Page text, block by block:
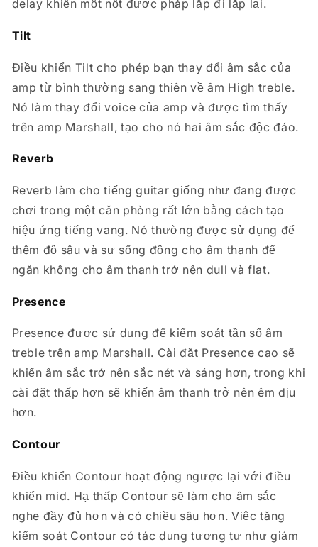
delay khiến một nốt được pháp lặp đi lặp lại.
Tilt
Điều khiển Tilt cho phép bạn thay đổi âm sắc của
amp từ bình thường sang thiên về âm High treble.
Nó làm thay đổi voice của amp và được tìm thấy
trên amp Marshall, tạo cho nó hai âm sắc độc đáo.
Reverb
Reverb làm cho tiếng guitar giống như đang được
chơi trong một căn phòng rất lớn bằng cách tạo
hiệu ứng tiếng vang. Nó thường được sử dụng để
thêm độ sâu và sự sống động cho âm thanh để
ngăn không cho âm thanh trở nên dull và flat.
Presence
Presence được sử dụng để kiểm soát tần số âm
treble trên amp Marshall. Cài đặt Presence cao sẽ
khiến âm sắc trở nên sắc nét và sáng hơn, trong khi
cài đặt thấp hơn sẽ khiến âm thanh trở nên êm dịu
hơn.
Contour
Điều khiển Contour hoạt động ngược lại với điều
khiển mid. Hạ thấp Contour sẽ làm cho âm sắc
nghe đầy đủ hơn và có chiều sâu hơn. Việc tăng
kiểm soát Contour có tác dụng tương tự như giảm